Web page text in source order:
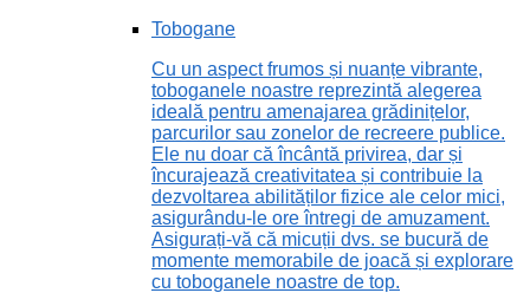
Tobogane
Cu un aspect frumos și nuanțe vibrante,
toboganele noastre reprezintă alegerea
ideală pentru amenajarea grădinițelor,
parcurilor sau zonelor de recreere publice.
Ele nu doar că încântă privirea, dar și
încurajează creativitatea și contribuie la
dezvoltarea abilităților fizice ale celor mici,
asigurându-le ore întregi de amuzament.
Asigurați-vă că micuții dvs. se bucură de
momente memorabile de joacă și explorare
cu toboganele noastre de top.